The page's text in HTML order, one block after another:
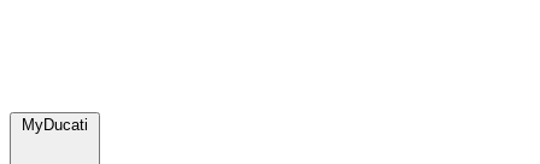
MyDucati